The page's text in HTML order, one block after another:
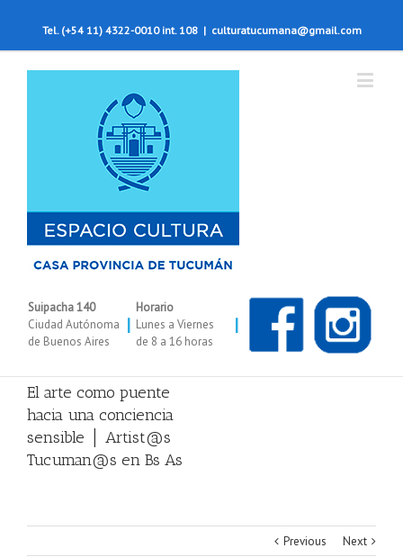
Tel. (+54 11) 4322-0010 int. 108 | culturatucumana@gmail.com
Suipacha 140
Ciudad Autónoma
de Buenos Aires
|
Horario
Lunes a Viernes
de 8 a 16 horas
|
El arte como puente
hacia una conciencia
sensible │ Artist@s
Tucuman@s en Bs As
Previous Next